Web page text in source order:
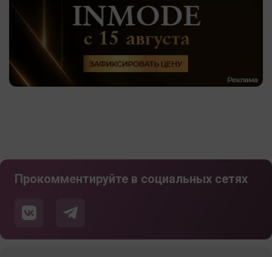
Прокомментируйте в социальных сетях